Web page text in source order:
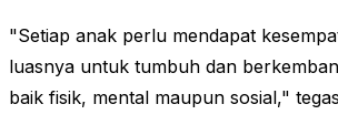
"Setiap anak perlu mendapat
luasnya untuk tumbuh dan
baik fisik, mental maupun sosial,"